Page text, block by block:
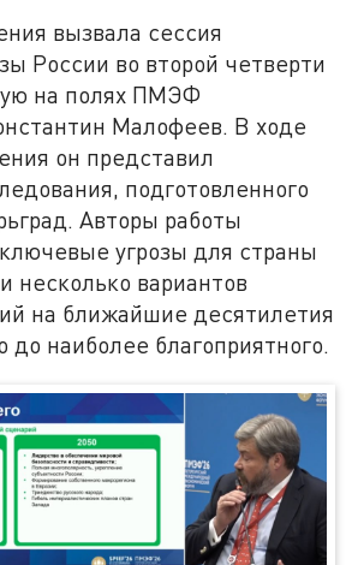
вызвала сессия
России во второй четверти
на полях ПМЭФ
Малофеев. В ходе
он представил
подготовленного
Авторы работы
угрозы для страны
несколько вариантов
на ближайшие десятилетия
до наиболее благоприятного.